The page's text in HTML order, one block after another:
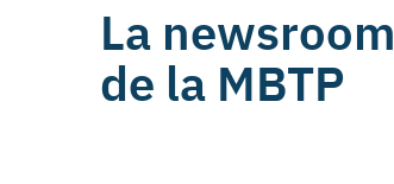
La newsroom
de la MBTP